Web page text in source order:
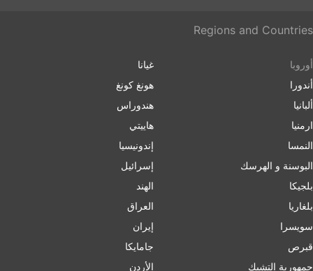
Regions and Countries
أوروبا
أندورا
ألبانيا
ارمنیا
النمسا
البوسنة و الهرسك
بلجيكا
بلغاریا
سويسرا
قبرص
جمهورية التشيك
غيانا
هونغ كونغ
هندوراس
هاييتي
إندونيسيا
إسرائیل
الهند
العراق
إيران
جامايكا
الأردن